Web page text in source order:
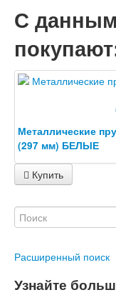
С
Металлические
(297 мм) БЕЛЫЕ
Купить
Расширенный поиск
Узнайте